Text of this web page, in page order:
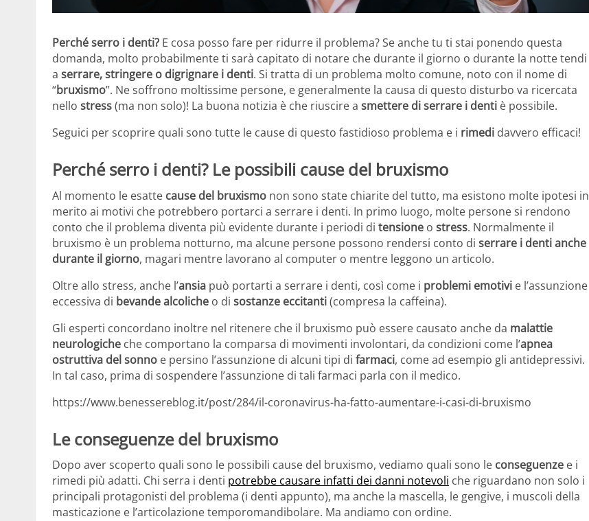
Perché serro i denti? E cosa posso fare per ridurre il problema? Se anche tu ti stai ponendo questa
domanda, molto probabilmente ti sarà capitato di notare che durante il giorno o durante la notte tendi
a serrare, stringere o digrignare i denti. Si tratta di un problema molto comune, noto con il nome di
“bruxismo”. Ne soffrono moltissime persone, e generalmente la causa di questo disturbo va ricercata
nello stress(ma non solo)! La buona notizia è che riuscire a smettere di serrare i denti è possibile.
Seguici per scoprire quali sono tutte le cause di questo fastidioso problema e i rimedi davvero efficaci!
Perché serro i denti? Le possibili cause del bruxismo
Al momento le esatte cause del bruxismo non sono state chiarite del tutto, ma esistono molte ipotesi in
merito ai motivi che potrebbero portarci a serrare i denti. In primo luogo, molte persone si rendono
conto che il problema diventa più evidente durante i periodi di tensione o stress. Normalmente il
bruxismo è un problema notturno, ma alcune persone possono rendersi conto di serrare i denti anche
durante il giorno, magari mentre lavorano al computer o mentre leggono un articolo.
Oltre allo stress, anche l’ansia può portarti a serrare i denti, così come i problemi emotivi e l’assunzione
eccessiva di bevande alcoliche o di sostanze eccitanti(compresa la caffeina).
Gli esperti concordano inoltre nel ritenere che il bruxismo può essere causato anche da malattie
neurologiche che comportano la comparsa di movimenti involontari, da condizioni come l’apnea
ostruttiva del sonno e persino l’assunzione di alcuni tipi di farmaci, come ad esempio gli antidepressivi.
In tal caso, prima di sospendere l’assunzione di tali farmaci parla con il medico.
https://www.benessereblog.it/post/284/il-coronavirus-ha-fatto-aumentare-i-casi-di-bruxismo
Le conseguenze del bruxismo
Dopo aver scoperto quali sono le possibili cause del bruxismo, vediamo quali sono le conseguenze e i
rimedi più adatti. Chi serra i denti potrebbe causare infatti dei danni notevoli che riguardano non solo i
principali protagonisti del problema (i denti appunto), ma anche la mascella, le gengive, i muscoli della
masticazione e l’articolazione temporomandibolare. Ma andiamo con ordine.